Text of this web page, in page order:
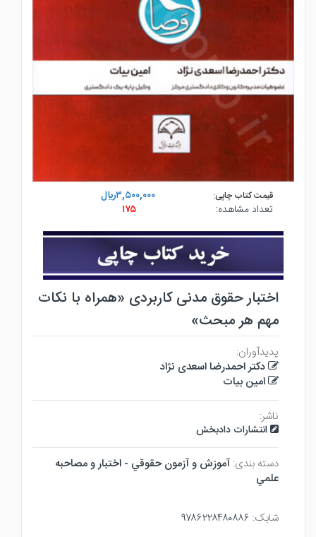
قیمت کتاب چاپی:
۳,۵۰۰,۰۰۰ريال
تعداد مشاهده:
۱۷۵
اختبار حقوق مدنی کاربردی «همراه با نکات
مهم هر مبحث»
پدیدآوران:
دکتر احمدرضا اسعدی نژاد
امین بیات
ناشر:
انتشارات دادبخش
دسته بندی: آموزش و آزمون حقوقي - اختبار و مصاحبه
علمي
شابک: ۹۷۸۶۲۲۸۴۸۰۸۸۶